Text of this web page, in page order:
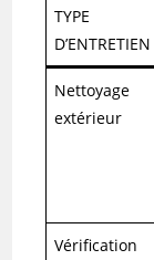
TYPE
D’ENTRETIEN
Nettoyage
extérieur
Vérification